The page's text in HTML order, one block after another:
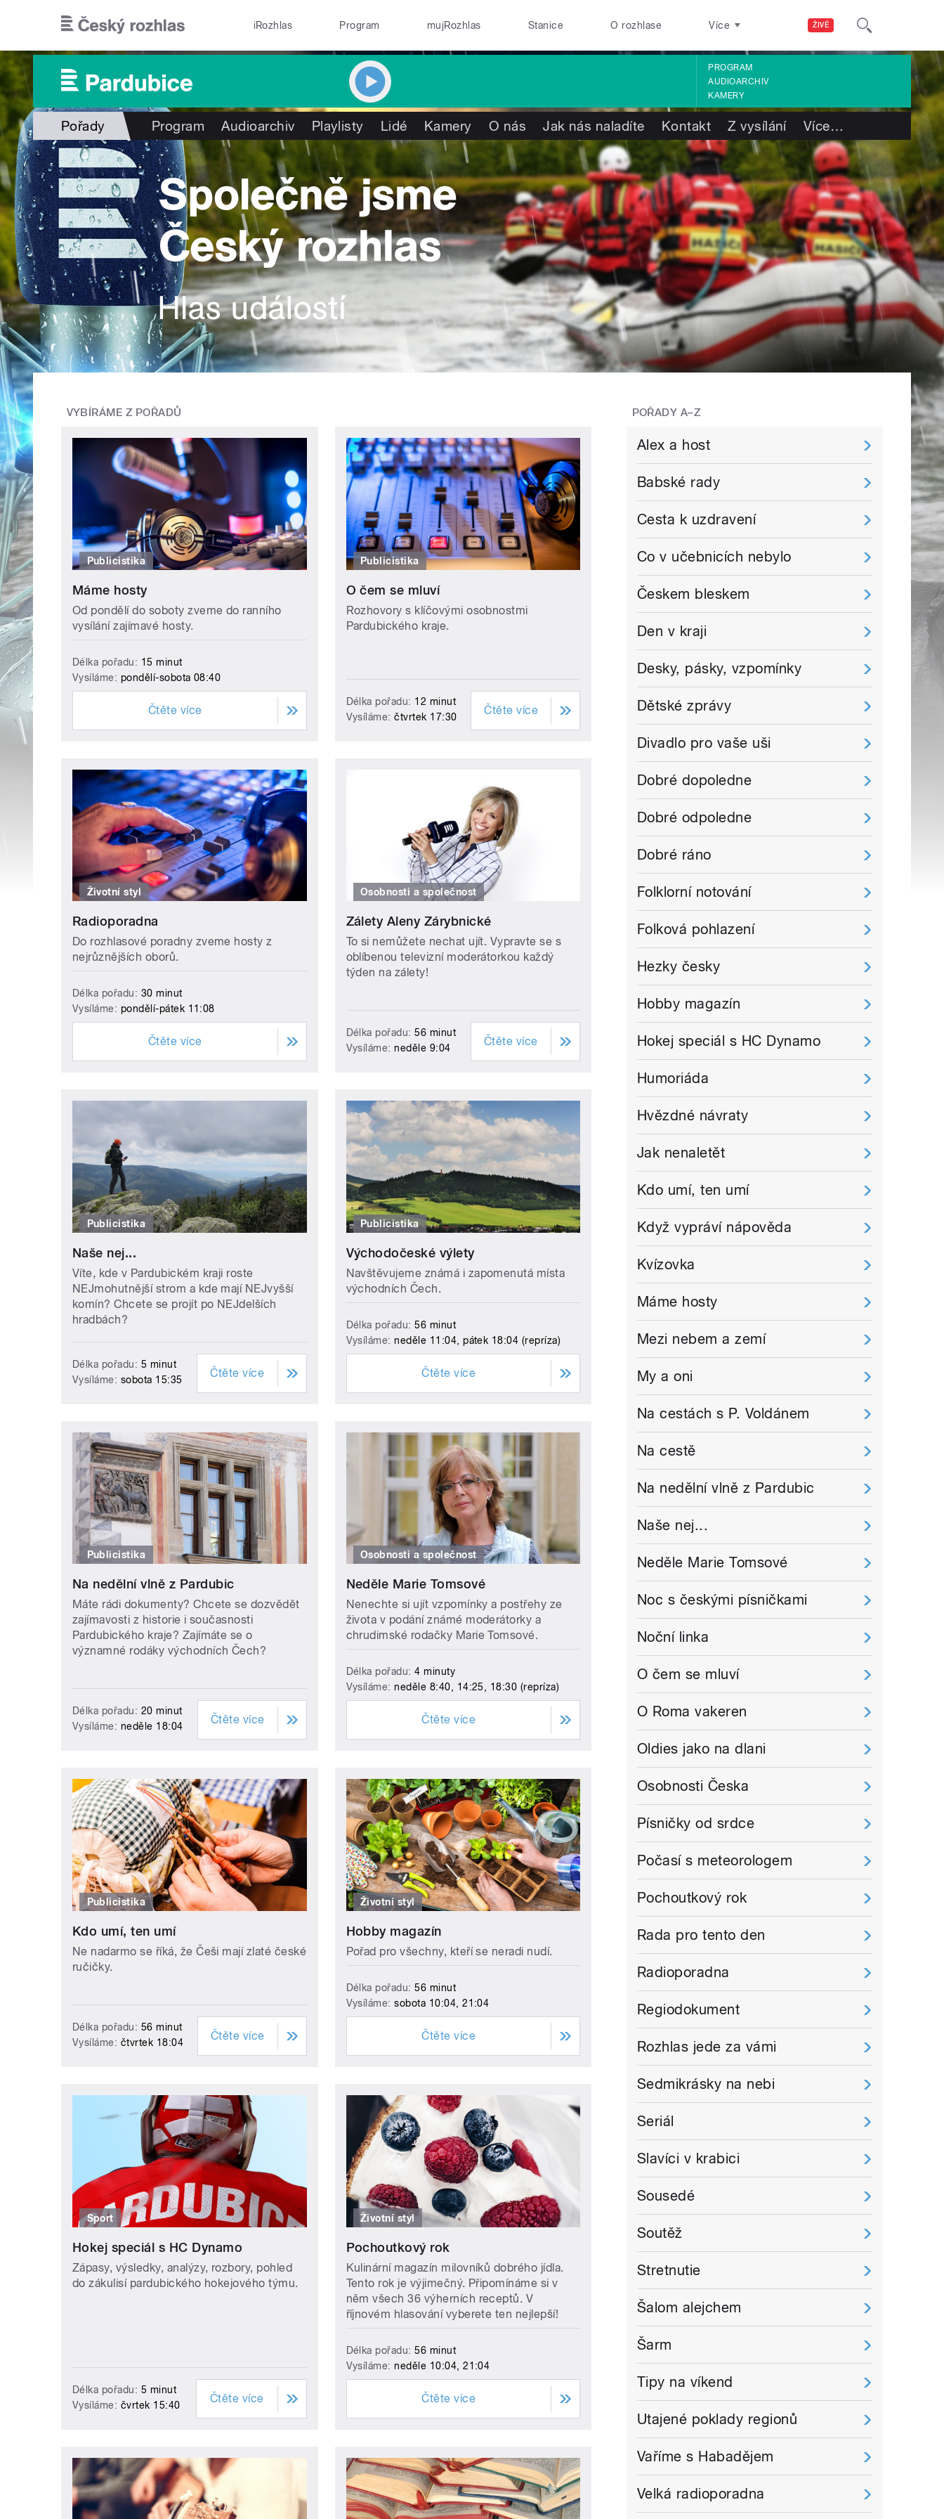
ŽIVĚ
iRozhlas Program mujRozhlas Stanice O rozhlase Více
PROGRAM
AUDIOARCHIV
KAMERY
Pořady Program Audioarchiv Playlisty Lidé Kamery O nás Jak nás naladíte Kontakt Z vysílání Více…
VYBÍRÁME Z POŘADŮ
Publicistika
Máme hosty
Od pondělí do soboty zveme do ranního
vysílání zajímavé hosty.
Délka pořadu: 15 minut
Vysíláme: pondělí-sobota 08:40
Čtěte více
Publicistika
O čem se mluví
Rozhovory s klíčovými osobnostmi
Pardubického kraje.
Délka pořadu: 12 minut
Vysíláme:čtvrtek 17:30 Čtěte více
Životní styl
Radioporadna
Do rozhlasové poradny zveme hosty z
nejrůznějších oborů.
Délka pořadu: 30 minut
Vysíláme: pondělí-pátek 11:08
Čtěte více
Osobnosti a společnost
Zálety Aleny Zárybnické
To si nemůžete nechat ujít. Vypravte se s
oblíbenou televizní moderátorkou každý
týden na zálety!
Délka pořadu:56 minut
Vysíláme: neděle 9:04 Čtěte více
Publicistika
Naše nej...
Víte, kde v Pardubickém kraji roste
NEJmohutnější strom a kde mají NEJvyšší
komín? Chcete se projít po NEJdelších
hradbách?
Délka pořadu: 5 minut
Vysíláme: sobota 15:35 Čtěte více
Publicistika
Východočeské výlety
Navštěvujeme známá i zapomenutá místa
východních Čech.
Délka pořadu:56 minut
Vysíláme: neděle 11:04, pátek 18:04 (repríza)
Čtěte více
Publicistika
Na nedělní vlně z Pardubic
Máte rádi dokumenty? Chcete se dozvědět
zajímavosti z historie i současnosti
Pardubického kraje? Zajímáte se o
významné rodáky východních Čech?
Délka pořadu: 20 minut
Vysíláme: neděle 18:04 Čtěte více
Osobnosti a společnost
Neděle Marie Tomsové
Nenechte si ujít vzpomínky a postřehy ze
života v podání známé moderátorky a
chrudimské rodačky Marie Tomsové.
Délka pořadu:4 minuty
Vysíláme: neděle 8:40, 14:25, 18:30 (repríza)
Čtěte více
Publicistika
Kdo umí, ten umí
Ne nadarmo se říká, že Češi mají zlaté české
ručičky.
Délka pořadu: 56 minut
Vysíláme: čtvrtek 18:04 Čtěte více
Životní styl
Hobby magazín
Pořad pro všechny, kteří se neradi nudí.
Délka pořadu:56 minut
Vysíláme:sobota 10:04, 21:04
Čtěte více
Sport
Hokej speciál s HC Dynamo
Zápasy, výsledky, analýzy, rozbory, pohled
do zákulisí pardubického hokejového týmu.
Délka pořadu: 5 minut
Vysíláme: čvrtek 15:40 Čtěte více
Životní styl
Pochoutkový rok
Kulinární magazín milovníků dobrého jídla.
Tento rok je výjimečný. Připomínáme si v
něm všech 36 výherních receptů. V
říjnovém hlasování vyberete ten nejlepší!
Délka pořadu:56 minut
Vysíláme: neděle 10:04, 21:04
Čtěte více
POŘADY A–Z
Alex a host
Babské rady
Cesta k uzdravení
Co v učebnicích nebylo
Českem bleskem
Den v kraji
Desky, pásky, vzpomínky
Dětské zprávy
Divadlo pro vaše uši
Dobré dopoledne
Dobré odpoledne
Dobré ráno
Folklorní notování
Folková pohlazení
Hezky česky
Hobby magazín
Hokej speciál s HC Dynamo
Humoriáda
Hvězdné návraty
Jak nenaletět
Kdo umí, ten umí
Když vypráví nápověda
Kvízovka
Máme hosty
Mezi nebem a zemí
My a oni
Na cestách s P. Voldánem
Na cestě
Na nedělní vlně z Pardubic
Naše nej...
Neděle Marie Tomsové
Noc s českými písničkami
Noční linka
O čem se mluví
O Roma vakeren
Oldies jako na dlani
Osobnosti Česka
Písničky od srdce
Počasí s meteorologem
Pochoutkový rok
Rada pro tento den
Radioporadna
Regiodokument
Rozhlas jede za vámi
Sedmikrásky na nebi
Seriál
Slavíci v krabici
Sousedé
Soutěž
Stretnutie
Šalom alejchem
Šarm
Tipy na víkend
Utajené poklady regionů
Vaříme s Habadějem
Velká radioporadna